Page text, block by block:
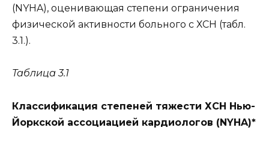
(NYHA), оценивающая степени ограничения
физической активности больного с ХСН (табл.
3.1.).
Таблица 3.1
Классификация степеней тяжести ХСН Нью-
Йоркской ассоциацией кардиологов (NYHA)*